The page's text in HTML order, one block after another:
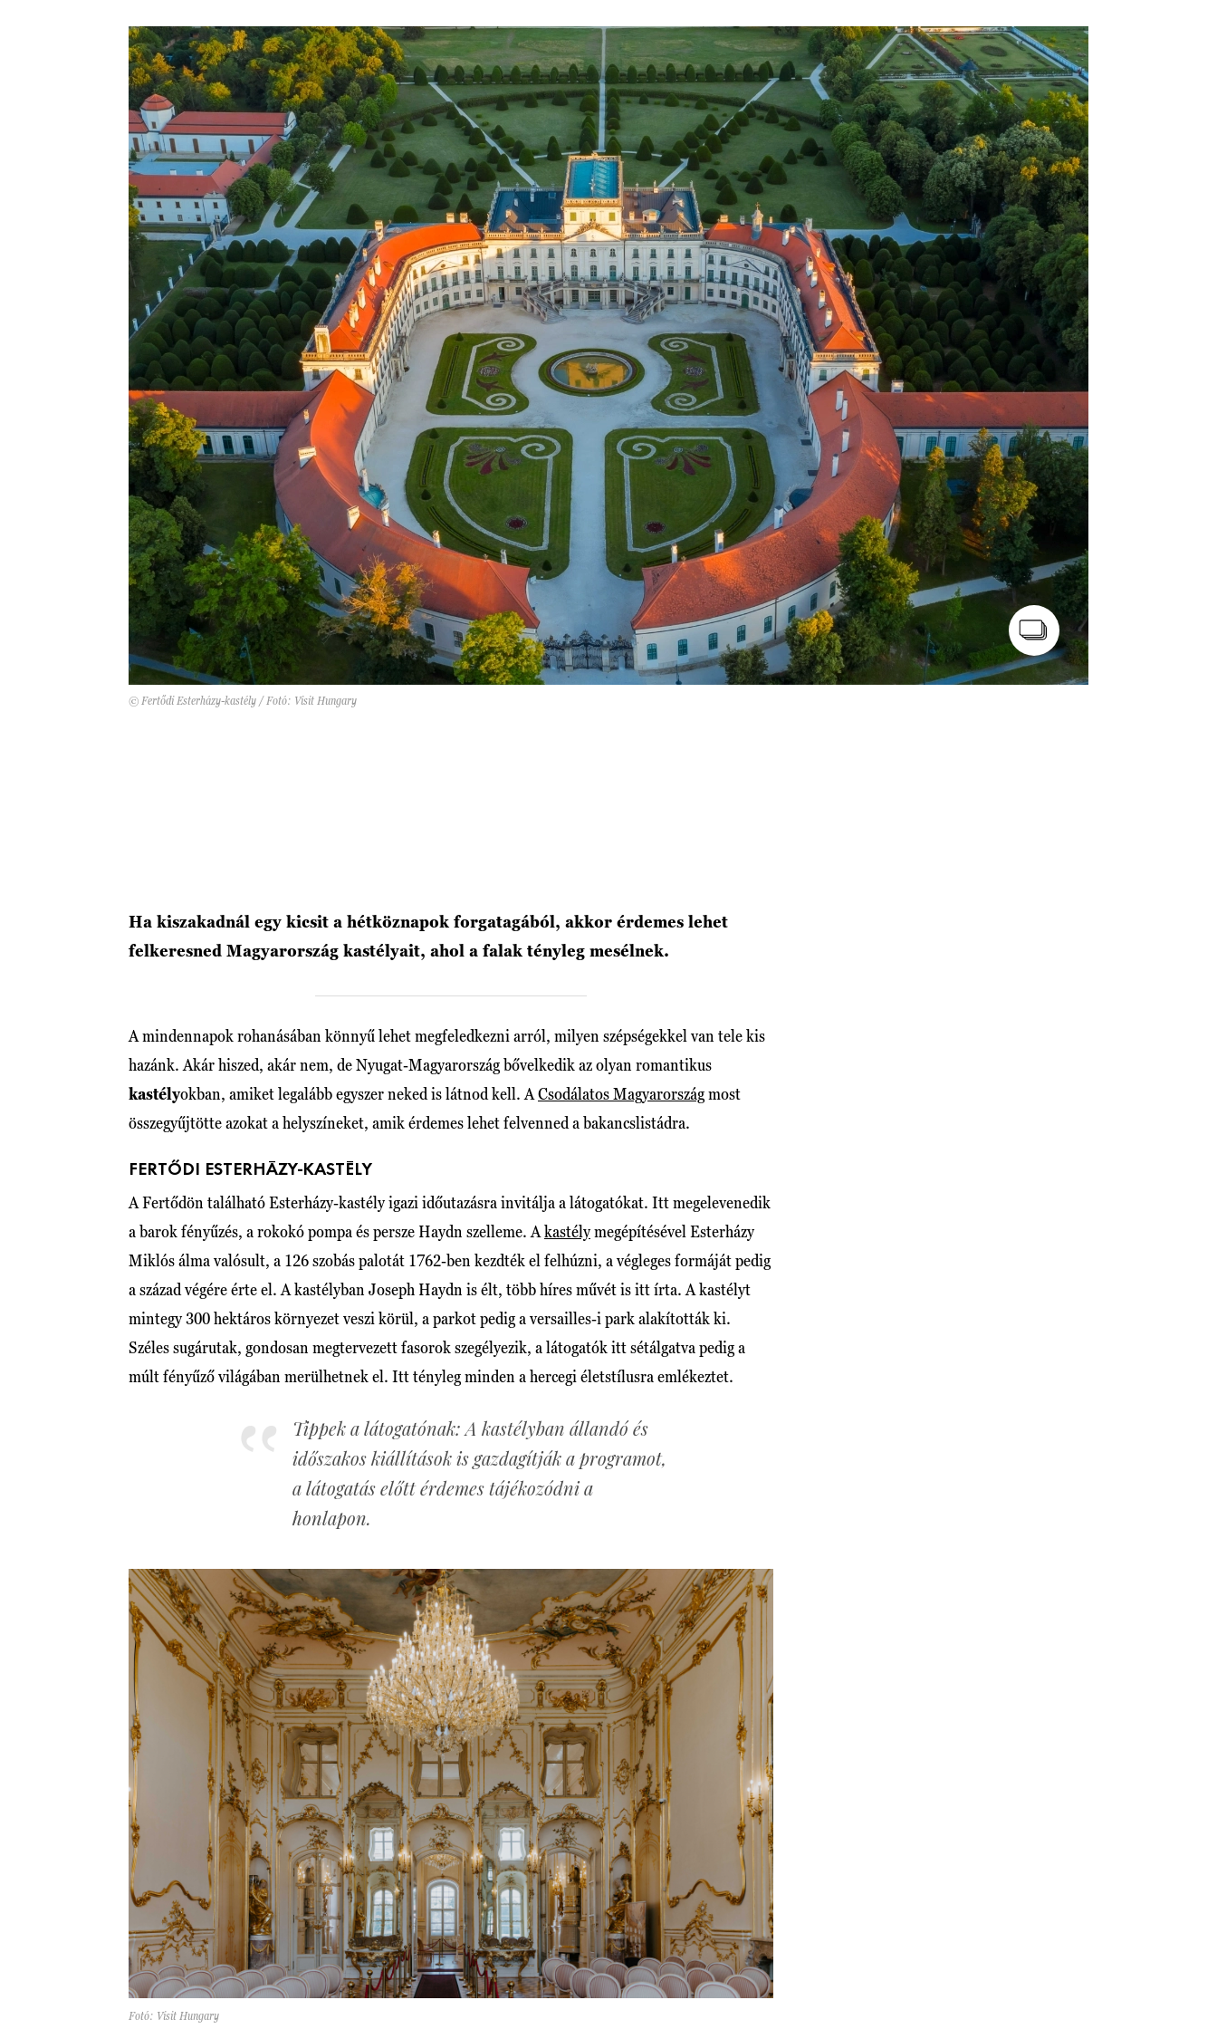
© Fertődi Esterházy-kastély / Fotó: Visit Hungary
Ha kiszakadnál egy kicsit a hétköznapok forgatagából, akkor érdemes lehet
felkeresned Magyarország kastélyait, ahol a falak tényleg mesélnek.
A mindennapok rohanásában könnyű lehet megfeledkezni arról, milyen szépségekkel van tele kis
hazánk. Akár hiszed, akár nem, de Nyugat-Magyarország bővelkedik az olyan romantikus
kastélyokban, amiket legalább egyszer neked is látnod kell. ACsodálatos Magyarországmost
összegyűjtötte azokat a helyszíneket, amik érdemes lehet felvenned a bakancslistádra.
FERTŐDI ESTERHÁZY-KASTÉLY
A Fertődön található Esterházy-kastély igazi időutazásra invitálja a látogatókat. Itt megelevenedik
a barok fényűzés, a rokokó pompa és persze Haydn szelleme. Akastélymegépítésével Esterházy
Miklós álma valósult, a 126 szobás palotát 1762-ben kezdték el felhúzni, a végleges formáját pedig
a század végére érte el. A kastélyban Joseph Haydn is élt, több híres művét is itt írta. A kastélyt
mintegy 300 hektáros környezet veszi körül, a parkot pedig a versailles-i park alakították ki.
Széles sugárutak, gondosan megtervezett fasorok szegélyezik, a látogatók itt sétálgatva pedig a
múlt fényűző világában merülhetnek el. Itt tényleg minden a hercegi életstílusra emlékeztet.
Tippek a látogatónak: A kastélyban állandó és
időszakos kiállítások is gazdagítják a programot,
a látogatás előtt érdemes tájékozódni a
honlapon.
Fotó: Visit Hungary